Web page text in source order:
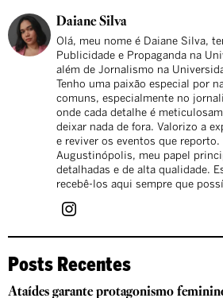
Daiane Silva
Olá, meu nome é Daiane Silva,
Publicidade e Propaganda na
além de Jornalismo na
Tenho uma paixão especial por
comuns, especialmente no
onde cada detalhe é
deixar nada de fora. Valorizo a
e reviver os eventos que
Augustinópolis, meu papel
detalhadas e de alta qualidade.
recebê-los aqui sempre que
Posts Recentes
Ataídes garante protagonismo